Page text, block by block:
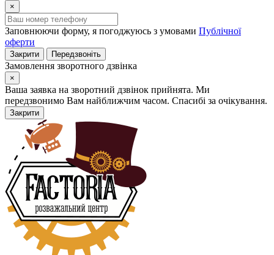
×
Заповнюючи форму, я погоджуюсь з умовами Публічної
оферти
Закрити Передзвоніть
Замовлення зворотного дзвінка
×
Ваша заявка на зворотний дзвінок прийнята. Ми
передзвонимо Вам найближчим часом. Спасибі за очікування.
Закрити